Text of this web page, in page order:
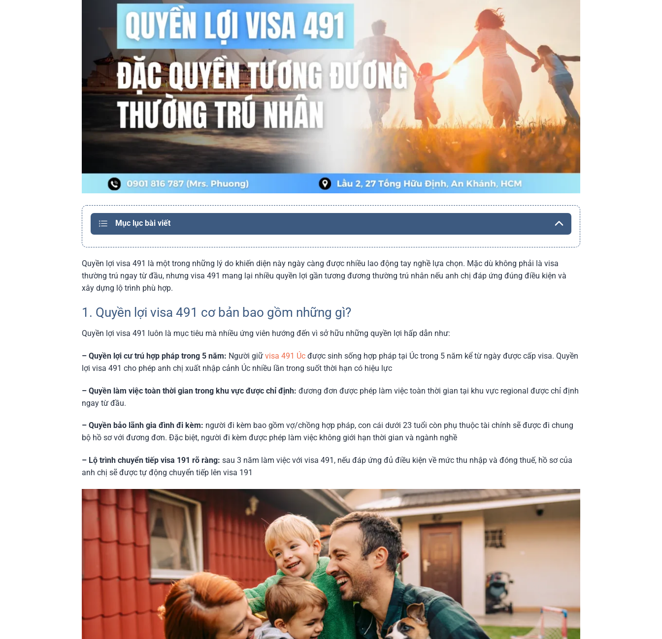
Mục lục bài viết
Quyền lợi visa 491 là một trong những lý do khiến diện này ngày càng được nhiều lao động tay nghề lựa chọn. Mặc dù không phải là visa
thường trú ngay từ đầu, nhưng visa 491 mang lại nhiều quyền lợi gần tương đương thường trú nhân nếu anh chị đáp ứng đúng điều kiện và
xây dựng lộ trình phù hợp.
1. Quyền lợi visa 491 cơ bản bao gồm những gì?
Quyền lợi visa 491 luôn là mục tiêu mà nhiều ứng viên hướng đến vì sở hữu những quyền lợi hấp dẫn như:
– Quyền lợi cư trú hợp pháp trong 5 năm: Người giữvisa 491 Úc được sinh sống hợp pháp tại Úc trong 5 năm kể từ ngày được cấp visa. Quyền
lợi visa 491 cho phép anh chị xuất nhập cảnh Úc nhiều lần trong suốt thời hạn có hiệu lực
– Quyền làm việc toàn thời gian trong khu vực được chỉ định:đương đơn được phép làm việc toàn thời gian tại khu vực regional được chỉ định
ngay từ đầu.
– Quyền bảo lãnh gia đình đi kèm: người đi kèm bao gồm vợ/chồng hợp pháp, con cái dưới 23 tuổi còn phụ thuộc tài chính sẽ được đi chung
bộ hồ sơ với đương đơn. Đặc biệt, người đi kèm được phép làm việc không giới hạn thời gian và ngành nghề
– Lộ trình chuyển tiếp visa 191 rõ ràng:sau 3 năm làm việc với visa 491, nếu đáp ứng đủ điều kiện về mức thu nhập và đóng thuế, hồ sơ của
anh chị sẽ được tự động chuyển tiếp lên visa 191